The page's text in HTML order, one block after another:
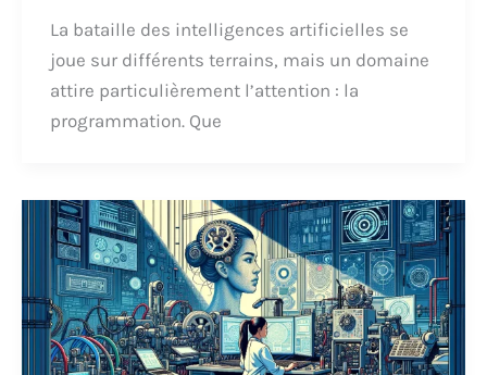
La bataille des intelligences artificielles se
joue sur différents terrains, mais un domaine
attire particulièrement l’attention : la
programmation. Que